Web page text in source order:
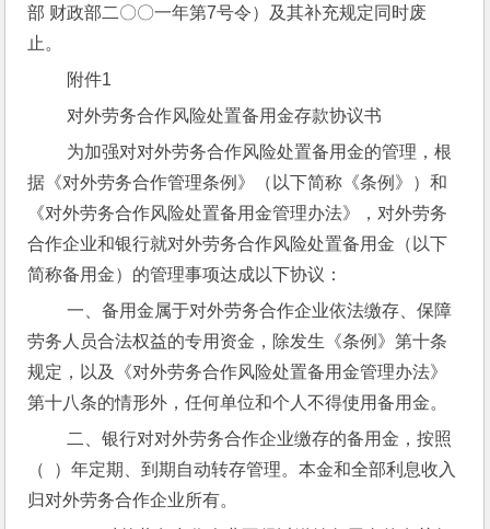
部 财政部二〇〇一年第7号令）及其补充规定同时废
止。
附件1
对外劳务合作风险处置备用金存款协议书
据《对外劳务合作管理条例》（以下简称《条例》）和
《对外劳务合作风险处置备用金管理办法》，对外劳务
合作企业和银行就对外劳务合作风险处置备用金（以下
简称备用金）的管理事项达成以下协议：
一、备用金属于对外劳务合作企业依法缴存、保障
劳务人员合法权益的专用资金，除发生《条例》第十条
规定，以及《对外劳务合作风险处置备用金管理办法》
第十八条的情形外，任何单位和个人不得使用备用金。
（  ）年定期、到期自动转存管理。本金和全部利息收入
归对外劳务合作企业所有。